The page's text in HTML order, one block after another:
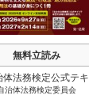
無料立読み
体法務検定公式テキ
基本法務編 ２０
治体法務検定委員会